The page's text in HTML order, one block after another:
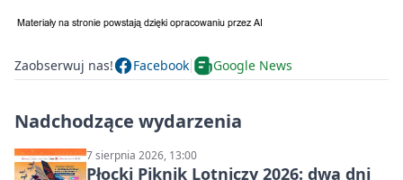
Zaobserwuj nas! Facebook Google News
Nadchodzące wydarzenia
7 sierpnia 2026, 13:00
Płocki Piknik Lotniczy 2026: dwa dni